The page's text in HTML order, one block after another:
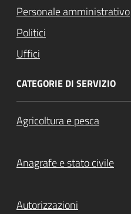
Personale amministrativo
Politici
Uffici
CATEGORIE DI SERVIZIO
Agricoltura e pesca
Anagrafe e stato civile
Autorizzazioni